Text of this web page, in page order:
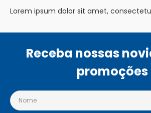
Lorem ipsum dolor sit amet,
Receba nossas
promoções